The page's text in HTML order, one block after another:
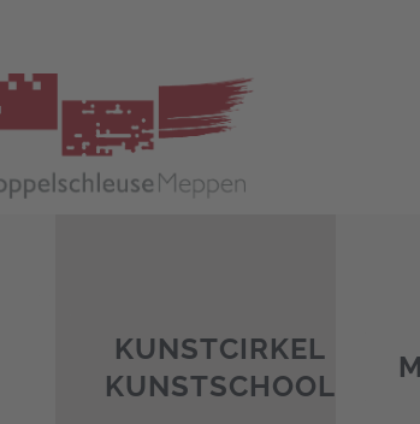
KUNSTCIRKEL
KUNSTSCHOOL